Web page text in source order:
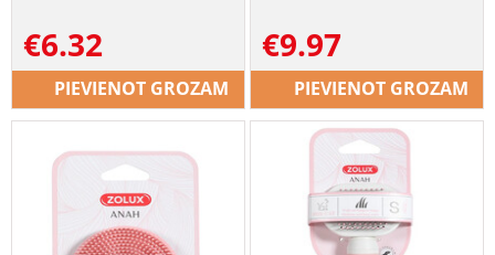
€6.32
PIEVIENOT GROZAM
€9.97
PIEVIENOT GROZAM